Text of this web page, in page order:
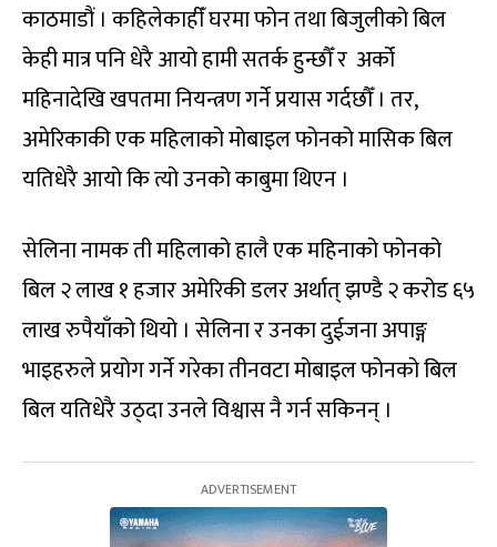
काठमाडौं । कहिलेकाहीँ घरमा फोन तथा बिजुलीको बिल
केही मात्र पनि धेरै आयो हामी सतर्क हुन्छौँ र अर्को
महिनादेखि खपतमा नियन्त्रण गर्ने प्रयास गर्दछौँ । तर,
अमेरिकाकी एक महिलाको मोबाइल फोनको मासिक बिल
यतिधेरै आयो कि त्यो उनको काबुमा थिएन ।
सेलिना नामक ती महिलाको हालै एक महिनाको फोनको
बिल २ लाख १ हजार अमेरिकी डलर अर्थात् झण्डै २ करोड ६५
लाख रुपैयाँको थियो । सेलिना र उनका दुईजना अपाङ्ग
भाइहरुले प्रयोग गर्ने गरेका तीनवटा मोबाइल फोनको बिल
बिल यतिधेरै उठ्दा उनले विश्वास नै गर्न सकिनन् ।